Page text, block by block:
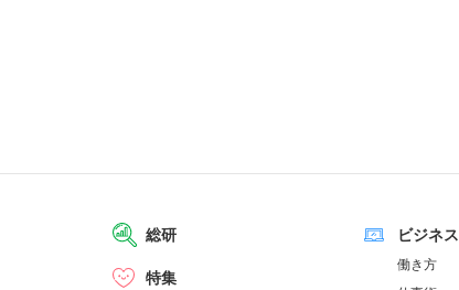
総研
特集
ビジネス
働き方